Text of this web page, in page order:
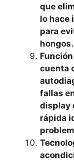
que
lo hace
para
hongos.
cuenta
fallas
display
rápida